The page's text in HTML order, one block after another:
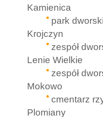
Kamienica
park
Krojczyn
zespół
Lenie Wielkie
zespół
Mokowo
cmentarz
Plomiany